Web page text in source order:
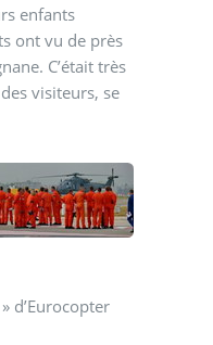
enfants
ont vu de près
C’était très
visiteurs, se
d’Eurocopter